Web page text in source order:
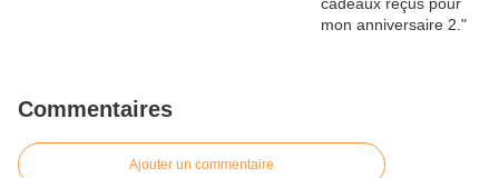
Commentaires
Ajouter un commentaire